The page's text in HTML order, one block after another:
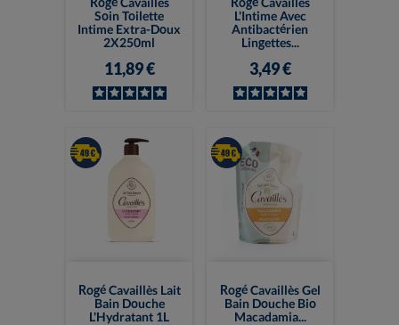
Soin Toilette
Intime Extra-Doux
2X250ml
11,89 €
L'Intime Avec
Antibactérien
Lingettes...
3,49 €
Rogé Cavaillès Lait
Bain Douche
L'Hydratant 1L
Rogé Cavaillès Gel
Bain Douche Bio
Macadamia...